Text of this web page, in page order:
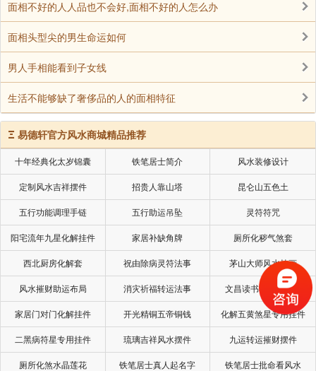
面相不好的人人品也不会好,面相不好的人怎么办
面相头型尖的男生命运如何
男人手相能看到子女线
生活不能够缺了奢侈品的人的面相特征
Ξ 易德轩官方风水商城精品推荐
十年经典化太岁锦囊 铁笔居士简介 风水装修设计
定制风水吉祥摆件 招贵人靠山塔 昆仑山五色土
五行功能调理手链 五行助运吊坠 灵符符咒
阳宅流年九星化解挂件 家居补缺角牌 厕所化秽气煞套
西北厨房化解套 祝由除病灵符法事 茅山大师风水挂画
风水摧财助运布局 消灾祈福转运法事 文昌读书考试风水局
家居门对门化解挂件 开光精铜五帝铜钱 化解五黄煞星专用挂件
二黑病符星专用挂件 琉璃吉祥风水摆件 九运转运摧财摆件
厕所化煞水晶莲花 铁笔居士真人起名字 铁笔居士批命看风水